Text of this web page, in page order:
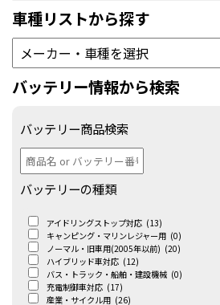
車種リストから探す
バッテリー情報から検索
バッテリー商品検索
バッテリーの種類
アイドリングストップ対応 (13)
キャンピング・マリンレジャー用 (0)
ノーマル・旧車用(2005年以前) (20)
ハイブリッド車対応 (12)
バス・トラック・船舶・建設機械 (0)
充電制御車対応 (17)
産業・サイクル用 (26)